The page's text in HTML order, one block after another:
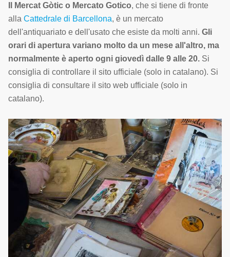
Il Mercat Gòtic o Mercato Gotico, che si tiene di fronte
alla Cattedrale di Barcellona, è un mercato
dell'antiquariato e dell'usato che esiste da molti anni. Gli
orari di apertura variano molto da un mese all'altro, ma
normalmente è aperto ogni giovedì dalle 9 alle 20. Si
consiglia di controllare il sito ufficiale (solo in catalano). Si
consiglia di consultare il sito web ufficiale (solo in
catalano).